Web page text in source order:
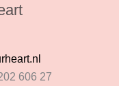
606 27